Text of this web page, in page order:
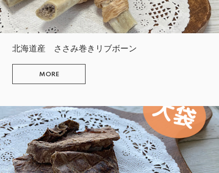
北海道産 ささみ巻きリブボーン
MORE